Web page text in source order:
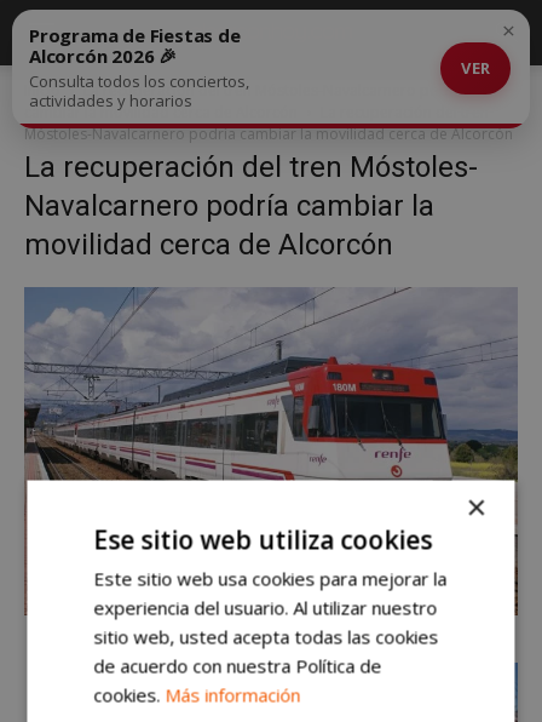
Inicio
La recuperación del tren Móstoles-Navalcarnero podría
cambiar la movilidad cerca de Alcorcón
Móstoles-Navalcarnero podría cambiar la movilidad cerca de Alcorcón
La recuperación del tren Móstoles-
Navalcarnero podría cambiar la
movilidad cerca de Alcorcón
Programa de Fiestas de
Alcorcón 2026 🎉
Consulta todos los conciertos,
actividades y horarios
VER
×
×
Ese sitio web utiliza cookies
Este sitio web usa cookies para mejorar la
experiencia del usuario. Al utilizar nuestro
sitio web, usted acepta todas las cookies
de acuerdo con nuestra Política de
cookies. Más información